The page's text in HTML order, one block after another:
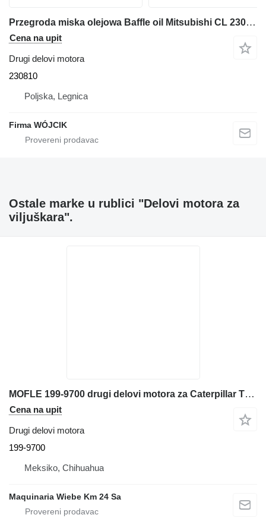
Przegroda miska olejowa Baffle oil Mitsubishi CL 230810 Mitsubishi 230810 za Mitsubishi dizel viljuškari
Cena na upit
Drugi delovi motora
230810
Poljska, Legnica
Firma WÓJCIK
Ostale marke u rublici "Delovi motora za
viljuškara".
MOFLE 199-9700 drugi delovi motora za Caterpillar TH360B teleskopskog utovarivača
Cena na upit
Drugi delovi motora
199-9700
Meksiko, Chihuahua
Maquinaria Wiebe Km 24 Sa